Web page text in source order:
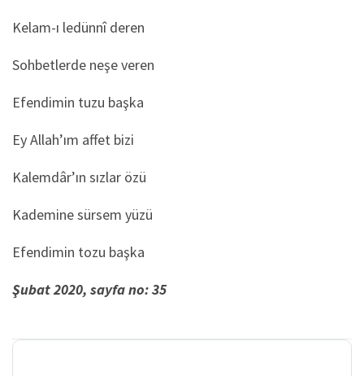
Kelam-ı ledünnî deren
Sohbetlerde neşe veren
Efendimin tuzu başka
Ey Allah’ım affet bizi
Kalemdâr’ın sızlar özü
Kademine sürsem yüzü
Efendimin tozu başka
Şubat 2020, sayfa no: 35